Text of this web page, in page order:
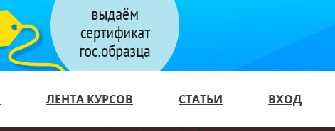
ЛЕНТА КУРСОВ СТАТЬИ ВХОД